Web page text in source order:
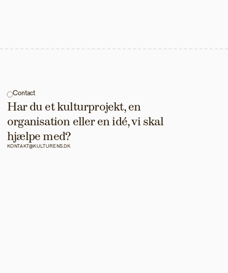
Contact
Har du et kulturprojekt, en
organisation eller en idé, vi skal
hjælpe med?
KONTAKT@KULTURENS.DK